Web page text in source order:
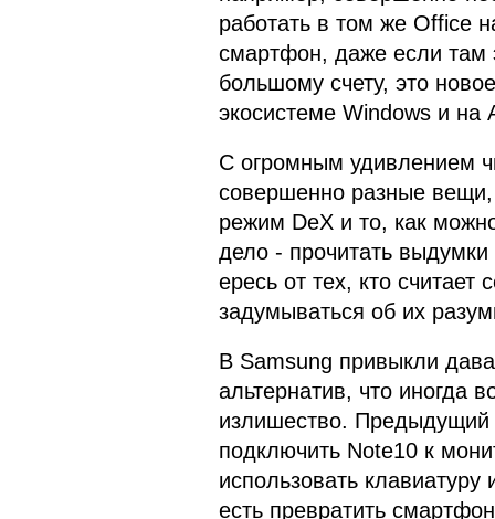
работать в том же Office
смартфон, даже если там
большому счету, это
экосистеме Windows и на
С огромным удивлением
совершенно разные
режим DeX и то, как
дело - прочитать
ересь от тех, кто считает
задумываться об их
В Samsung привыкли
альтернатив, что иногда
излишество.
подключить Note10 к
использовать
есть превратить